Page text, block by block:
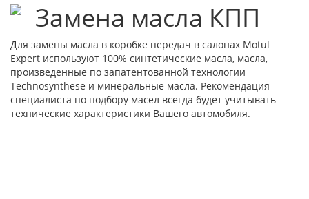
Замена масла КПП
Для замены масла в коробке передач в салонах Motul
Expert используют 100% синтетические масла, масла,
произведенные по запатентованной технологии
Technosynthese и минеральные масла. Рекомендация
специалиста по подбору масел всегда будет учитывать
технические характеристики Вашего автомобиля.